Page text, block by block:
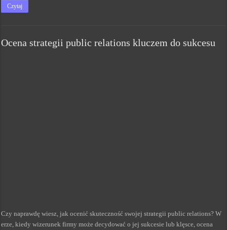
Czytaj
Ocena strategii public relations kluczem do sukcesu
Czy naprawdę wiesz, jak ocenić skuteczność swojej strategii public relations? W
erze, kiedy wizerunek firmy może decydować o jej sukcesie lub klęsce, ocena